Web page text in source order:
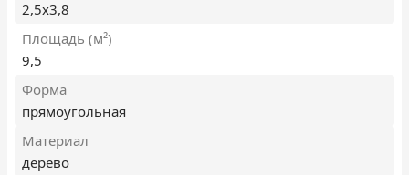
2,5х3,8
Площадь (м²)
9,5
Форма
прямоугольная
Материал
дерево